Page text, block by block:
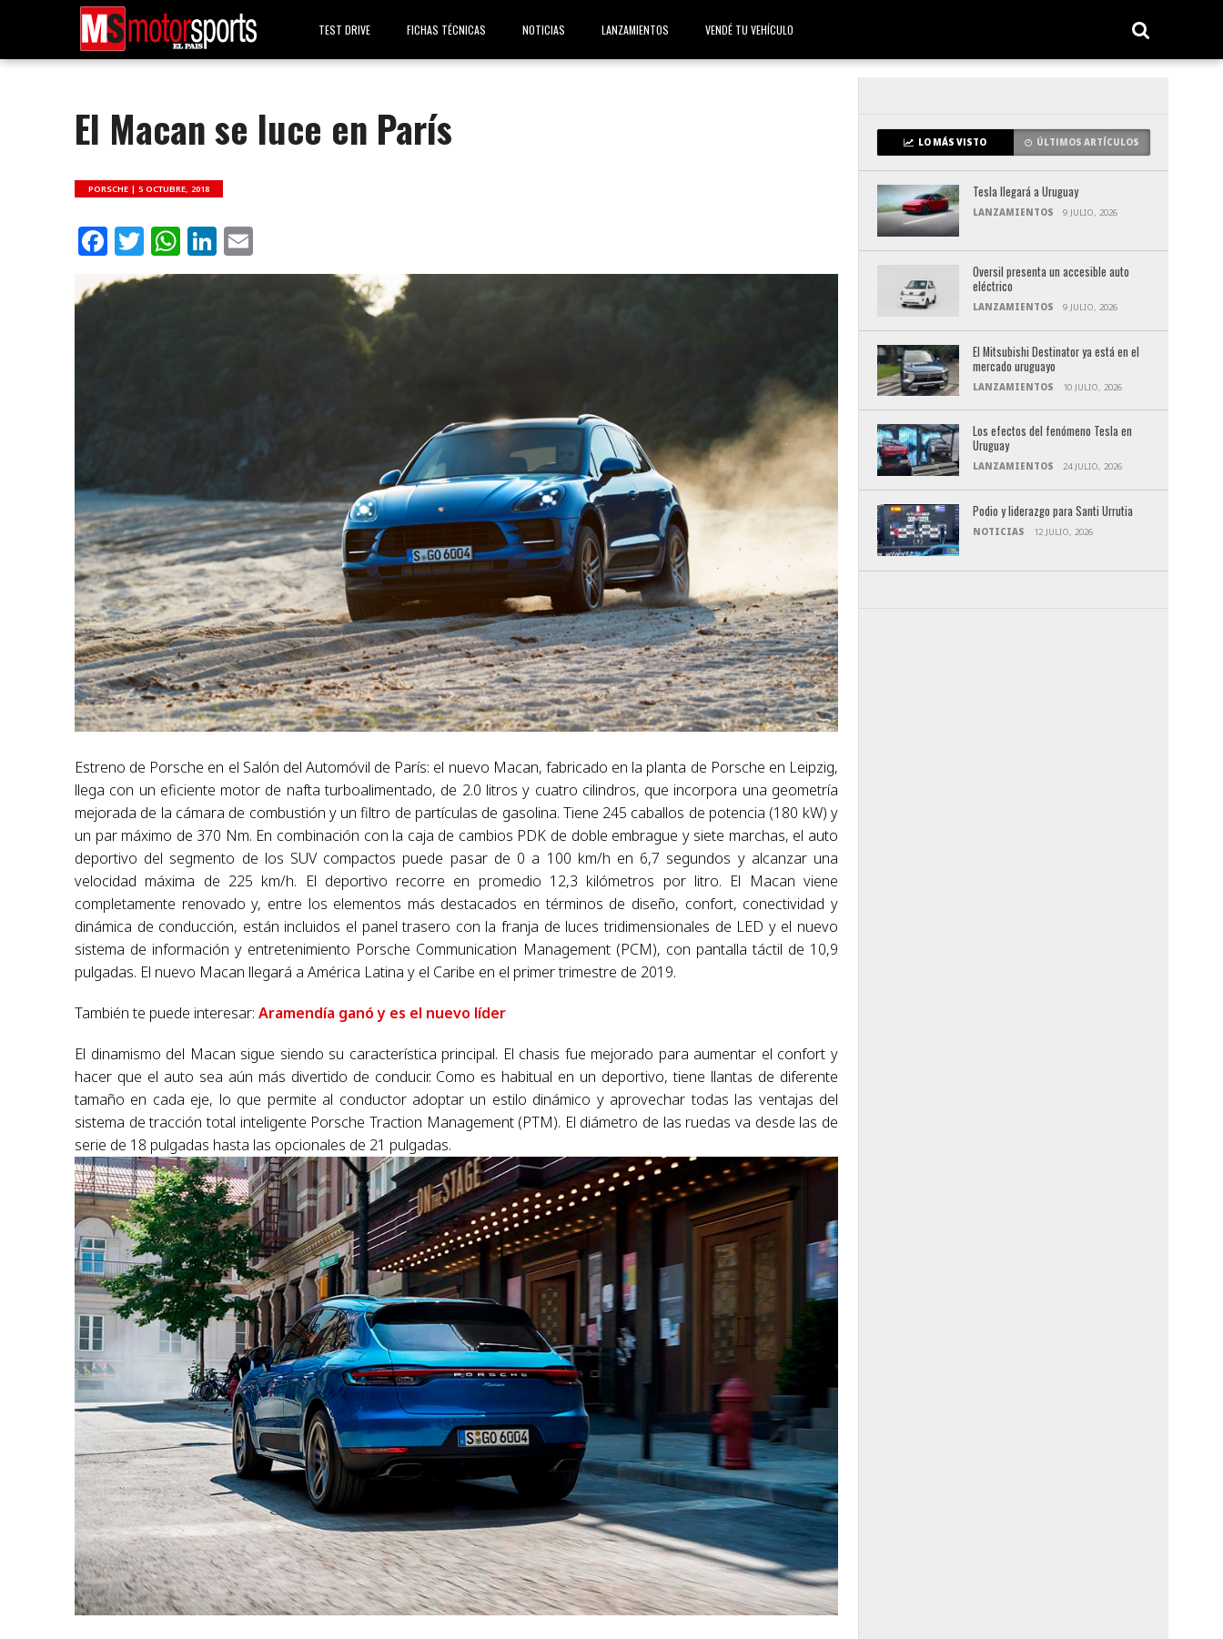
TEST DRIVE FICHAS TÉCNICAS NOTICIAS LANZAMIENTOS VENDÉ TU VEHÍCULO
El Macan se luce en París
PORSCHE |5 OCTUBRE, 2018
Facebook
Twitter
WhatsApp
LinkedIn
Estreno de Porsche en el Salón del Automóvil de París: el nuevo Macan, fabricado en la planta de Porsche en Leipzig,
llega con un eficiente motor de nafta turboalimentado, de 2.0 litros y cuatro cilindros, que incorpora una geometría
mejorada de la cámara de combustión y un filtro de partículas de gasolina. Tiene 245 caballos de potencia (180 kW) y
un par máximo de 370 Nm. En combinación con la caja de cambios PDK de doble embrague y siete marchas, el auto
deportivo del segmento de los SUV compactos puede pasar de 0 a 100 km/h en 6,7 segundos y alcanzar una
velocidad máxima de 225 km/h. El deportivo recorre en promedio 12,3 kilómetros por litro. El Macan viene
completamente renovado y, entre los elementos más destacados en términos de diseño, confort, conectividad y
dinámica de conducción, están incluidos el panel trasero con la franja de luces tridimensionales de LED y el nuevo
sistema de información y entretenimiento Porsche Communication Management (PCM), con pantalla táctil de 10,9
pulgadas. El nuevo Macan llegará a América Latina y el Caribe en el primer trimestre de 2019.
También te puede interesar:Aramendía ganó y es el nuevo líder
El dinamismo del Macan sigue siendo su característica principal. El chasis fue mejorado para aumentar el confort y
hacer que el auto sea aún más divertido de conducir. Como es habitual en un deportivo, tiene llantas de diferente
tamaño en cada eje, lo que permite al conductor adoptar un estilo dinámico y aprovechar todas las ventajas del
sistema de tracción total inteligente Porsche Traction Management (PTM). El diámetro de las ruedas va desde las de
serie de 18 pulgadas hasta las opcionales de 21 pulgadas.
LO MÁS VISTO ÚLTIMOS ARTÍCULOS
Tesla llegará a Uruguay
LANZAMIENTOS 9 JULIO, 2026
Oversil presenta un accesible auto
eléctrico
LANZAMIENTOS 9 JULIO, 2026
El Mitsubishi Destinator ya está en el
mercado uruguayo
LANZAMIENTOS 10 JULIO, 2026
Los efectos del fenómeno Tesla en
Uruguay
LANZAMIENTOS 24 JULIO, 2026
Podio y liderazgo para Santi Urrutia
NOTICIAS 12 JULIO, 2026